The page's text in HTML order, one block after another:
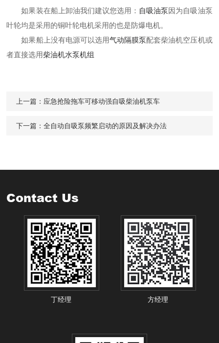
如果装在船上卸油我们建议您选用： 自吸油泵因为自吸油泵
叶轮均是采用的铜叶轮电机采用的也是防爆电机。
如果船上没有电源可以选用气动隔膜泵配套柴油机空压机或
者直接选用柴油机水泵机组
上一篇： 应急抢险拖车可移动强自吸柴油机泵车
下一篇：全自动自吸泵频繁启动的原因及解决办法
Contact Us
丁经理 方经理